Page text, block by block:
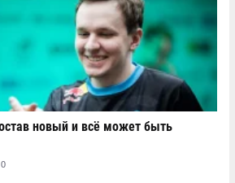
новый и всё может быть
0